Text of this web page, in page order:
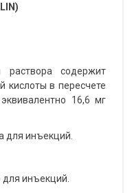
содержит
кислоты в пересчете
16,6 мг
для инъекций.
для инъекций.